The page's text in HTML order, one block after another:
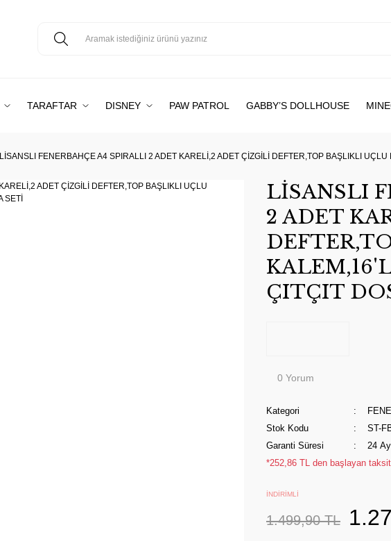
TARAFTAR DISNEY PAW PATROL GABBY’S DOLLHOUSE
LİSANSLI FENERBAHÇE A4 SPIRALLI 2 ADET KARELİ,2 ADET ÇİZGİLİ DEFTER,TOP BAŞLIKLI
LİSANSLI
2 ADET
ÇITÇIT
0 Yorum
Kategori
Stok Kodu
ST-
Garanti Süresi
24 Ay
*252,86 TL den başlayan
İNDİRİMLİ
1.499,90 TL